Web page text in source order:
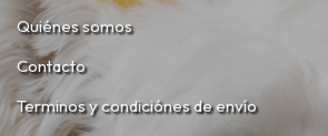
Quiénes somos
Contacto
Terminos y condiciónes de envío